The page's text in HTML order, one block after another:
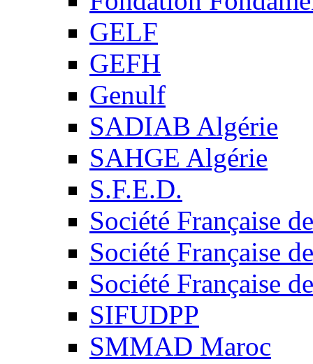
GELF
GEFH
Genulf
SADIAB Algérie
SAHGE Algérie
S.F.E.D.
Société Française
Société Française
Société Française
SIFUDPP
SMMAD Maroc